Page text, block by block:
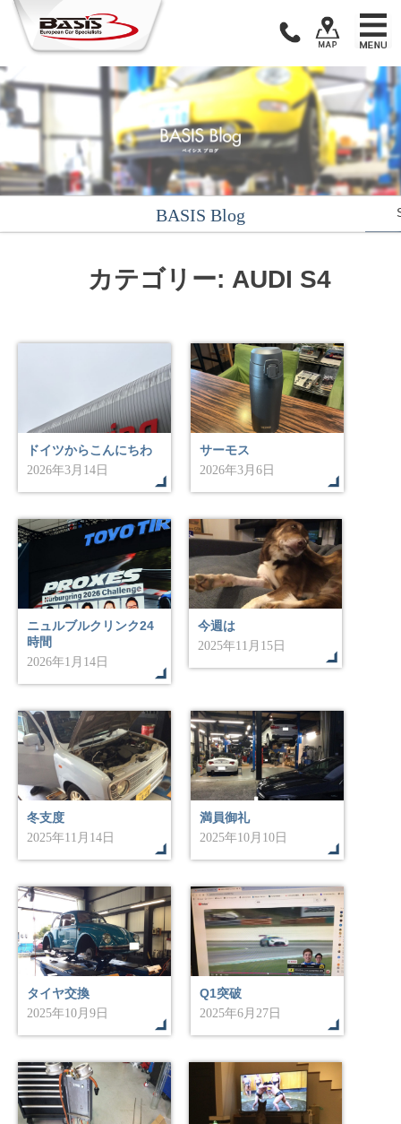
Skip
content
BASIS Blog
カテゴリー: AUDI S4
ドイツからこんにちわ
2026年3月14日
サーモス
2026年3月6日
ニュルブルクリンク24
時間
2026年1月14日
今週は
2025年11月15日
冬支度
2025年11月14日
満員御礼
2025年10月10日
タイヤ交換
2025年10月9日
Q1突破
2025年6月27日